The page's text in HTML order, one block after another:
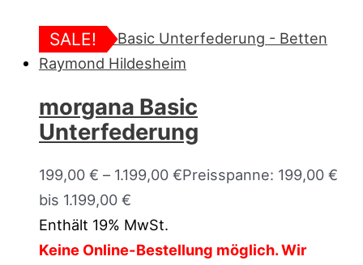
SALE!
morgana Basic
Unterfederung
199,00 € – 1.199,00 €Preisspanne: 199,00 €
bis 1.199,00 €
Enthält 19% MwSt.
Keine Online-Bestellung möglich. Wir